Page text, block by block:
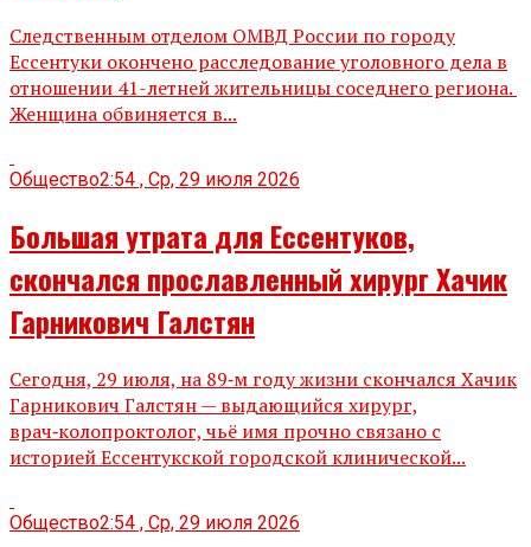
Следственным отделом ОМВД России по городу
Ессентуки окончено расследование уголовного дела в
отношении 41-летней жительницы соседнего региона.
Женщина обвиняется в...
Общество2:54 , Ср, 29 июля 2026
Большая утрата для Ессентуков,
скончался прославленный хирург Хачик
Гарникович Галстян
Сегодня, 29 июля, на 89‑м году жизни скончался Хачик
Гарникович Галстян — выдающийся хирург,
врач‑колопроктолог, чьё имя прочно связано с
историей Ессентукской городской клинической...
Общество2:54 , Ср, 29 июля 2026